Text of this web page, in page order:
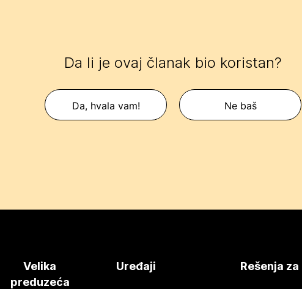
Da li je ovaj članak bio koristan?
Da, hvala vam! Ne baš
Velika
preduzeća
Uređaji Rešenja za